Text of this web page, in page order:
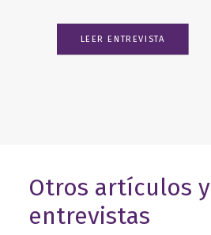
LEER ENTREVISTA
Otros artículos y
entrevistas